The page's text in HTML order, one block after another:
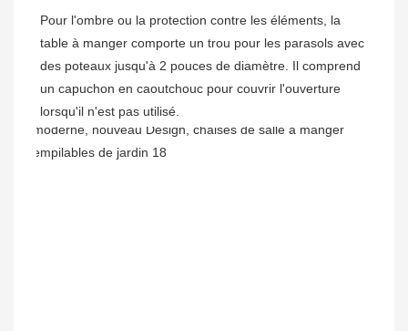
Pour l'ombre ou la protection contre les éléments, la
table à manger comporte un trou pour les parasols avec
des poteaux jusqu'à 2 pouces de diamètre. Il comprend
un capuchon en caoutchouc pour couvrir l'ouverture